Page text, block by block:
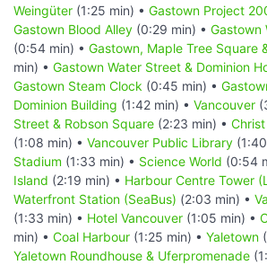
Weingüter (1:25 min) • Gastown Project
Gastown Blood Alley (0:29 min) • Gastown
(0:54 min) • Gastown, Maple Tree Square
min) • Gastown Water Street & Dominion
Gastown Steam Clock (0:45 min) •
Dominion Building (1:42 min) • Vancouver
Street & Robson Square (2:23 min) •
(1:08 min) • Vancouver Public Library
Stadium (1:33 min) • Science World (0:54
Island (2:19 min) • Harbour Centre Tower
Waterfront Station (SeaBus) (2:03 min) •
(1:33 min) • Hotel Vancouver (1:05 min) •
min) • Coal Harbour (1:25 min) • Yaletown
Yaletown Roundhouse & Uferpromenade